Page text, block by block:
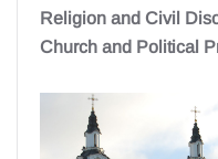
Religion and Civil
Church and Political